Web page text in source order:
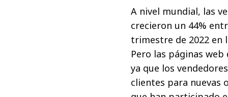
A nivel mundial, las
crecieron un 44%
trimestre de 2022 en
Pero las páginas
ya que los
clientes para nuevas